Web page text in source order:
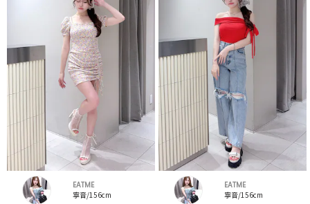
EATME
寧音/156cm
EATME
寧音/156cm